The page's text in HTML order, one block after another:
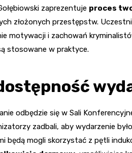
zaprezentuje proces
złożonych przestępstw.
motywacji i zachowań
stosowane w praktyce.
odbędzie się w Sali
zadbali, aby wydarzenie
będą mogli skorzystać z pętli